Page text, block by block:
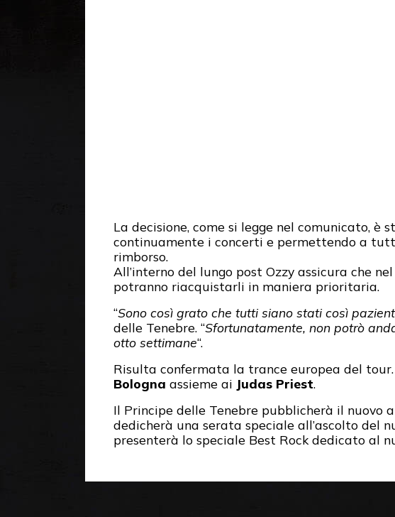
La decisione, come si legge nel comunicato, è
continuamente i concerti e permettendo a
rimborso.
All’interno del lungo post Ozzy assicura che
potranno riacquistarli in maniera prioritaria.
“Sono così grato che tutti siano stati così
delle Tenebre. “Sfortunatamente, non potrò
otto settimane“.
Risulta confermata la trance europea del
Bologna assieme ai Judas Priest.
Il Principe delle Tenebre pubblicherà il nuovo
dedicherà una serata speciale all’ascolto del
presenterà lo speciale Best Rock dedicato al